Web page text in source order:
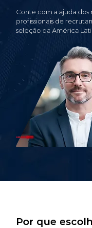
Conte com a ajuda dos
profissionais de
seleção da América
Por que